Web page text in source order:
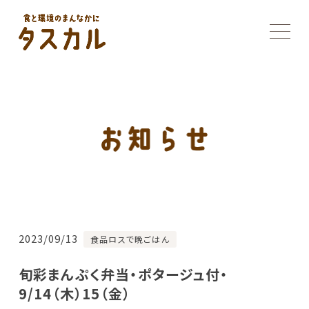
2023/09/13 食品ロスで晩ごはん
旬彩まんぷく弁当・ポタージュ付・
9/14（木）15（金）